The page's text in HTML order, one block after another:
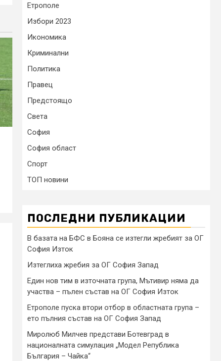
Етрополе
Избори 2023
Икономика
Криминални
Политика
Правец
Предстоящо
Света
София
София област
Спорт
ТОП новини
ПОСЛЕДНИ ПУБЛИКАЦИИ
В базата на БФС в Бояна се изтегли жребият за ОГ
София Изток
Изтеглиха жребия за ОГ София Запад
Един нов тим в източната група, Мътивир няма да
участва – пълен състав на ОГ София Изток
Етрополе пуска втори отбор в областната група –
ето пълния състав на ОГ София Запад
Миролюб Милчев представи Ботевград в
националната симулация „Модел Република
България – Чайка“